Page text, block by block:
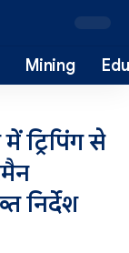
Mining
ट्रिपिंग से
निर्देश